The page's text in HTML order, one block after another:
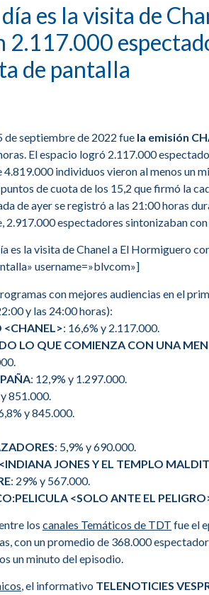
es la visita de
de pantalla
de septiembre de 2022 fue la emisión
El espacio logró 2.117.000
individuos vieron al menos un
de cuota de los 15,2 que firmó la
de ayer se registró a las 21:00 horas
2.917.000 espectadores sintonizaban
es la visita de Chanel a El Hormiguero
username=»blvcom»]
con mejores audiencias en el
y las 24:00 horas):
<CHANEL>: 16,6% y 2.117.000.
LO QUE COMIENZA CON UNA
: 12,9% y 1.297.000.
851.000.
y 845.000.
: 5,9% y 690.000.
JONES Y EL TEMPLO
: 29% y 567.000.
<SOLO ANTE EL
los canales Temáticos de TDT fue el
con un promedio de 368.000
un minuto del episodio.
, el informativo TELENOTICIES